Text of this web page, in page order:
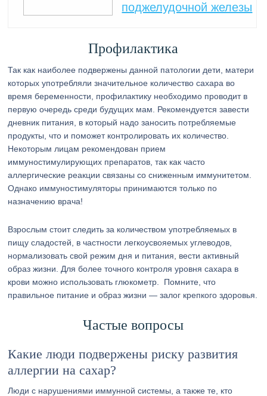
поджелудочной железы
Профилактика
Так как наиболее подвержены данной патологии дети, матери
которых употребляли значительное количество сахара во
время беременности, профилактику необходимо проводит в
первую очередь среди будущих мам. Рекомендуется завести
дневник питания, в который надо заносить потребляемые
продукты, что и поможет контролировать их количество.
Некоторым лицам рекомендован прием
иммуностимулирующих препаратов, так как часто
аллергические реакции связаны со сниженным иммунитетом.
Однако иммуностимуляторы принимаются только по
назначению врача!
Взрослым стоит следить за количеством употребляемых в
пищу сладостей, в частности легкоусвояемых углеводов,
нормализовать свой режим дня и питания, вести активный
образ жизни. Для более точного контроля уровня сахара в
крови можно использовать глюкометр. Помните, что
правильное питание и образ жизни — залог крепкого здоровья.
Частые вопросы
Какие люди подвержены риску развития
аллергии на сахар?
Люди с нарушениями иммунной системы, а также те, кто